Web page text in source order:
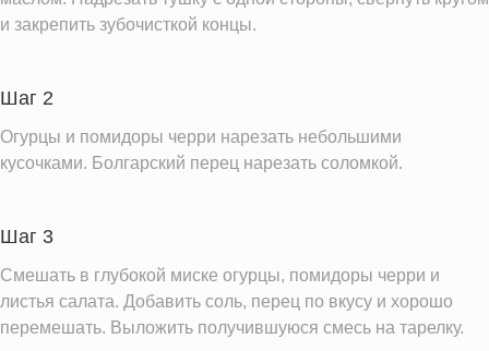
Железо
3.5 мг
Добавленный сахар
Информация для одной порции
и закрепить зубочисткой концы.
Шаг 2
Огурцы и помидоры черри нарезать небольшими
кусочками. Болгарский перец нарезать соломкой.
Шаг 3
Смешать в глубокой миске огурцы, помидоры черри и
листья салата. Добавить соль, перец по вкусу и хорошо
перемешать. Выложить получившуюся смесь на тарелку.